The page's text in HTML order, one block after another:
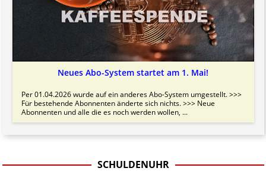
Neues Abo-System startet am 1. Mai!
Per 01.04.2026 wurde auf ein anderes Abo-System umgestellt. >>>
Für bestehende Abonnenten änderte sich nichts. >>> Neue
Abonnenten und alle die es noch werden wollen, ...
SCHULDENUHR